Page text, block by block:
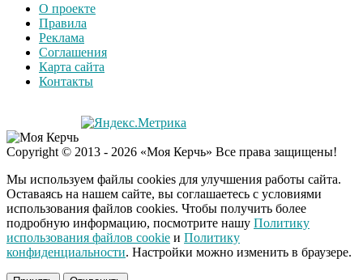
оставит равнодушным
О проекте
Правила
Реклама
Соглашения
Карта сайта
Контакты
Copyright © 2013 - 2026 «Моя Керчь» Все права защищены!
Мы используем файлы cookies для улучшения работы сайта.
Оставаясь на нашем сайте, вы соглашаетесь с условиями
использования файлов cookies. Чтобы получить более
подробную информацию, посмотрите нашу Политику
использования файлов cookie и Политику
конфиденциальности. Настройки можно изменить в браузере.